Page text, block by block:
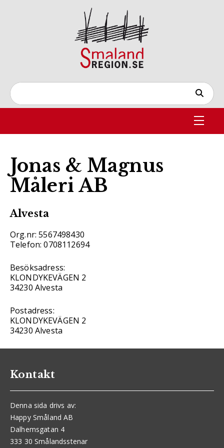
Jonas & Magnus
Måleri AB
Alvesta
Org.nr: 5567498430
Telefon: 0708112694
Besöksadress:
KLONDYKEVÄGEN 2
34230 Alvesta
Postadress:
KLONDYKEVÄGEN 2
34230 Alvesta
Kontakt
Denna sida drivs av:
Happy Småland AB
Dalhemsgatan 4
333 30 Smålandsstenar